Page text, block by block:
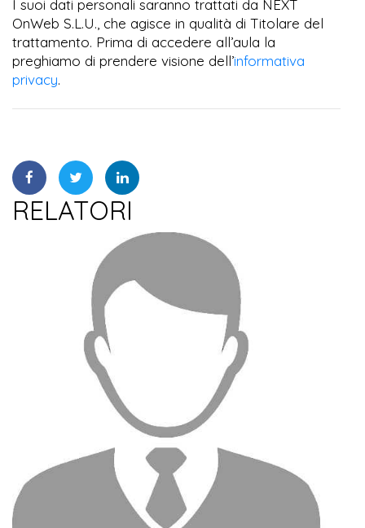
I suoi dati personali saranno trattati da NEXT
OnWeb S.L.U., che agisce in qualità di Titolare del
trattamento. Prima di accedere all’aula la
preghiamo di prendere visione dell’informativa
privacy.
RELATORI